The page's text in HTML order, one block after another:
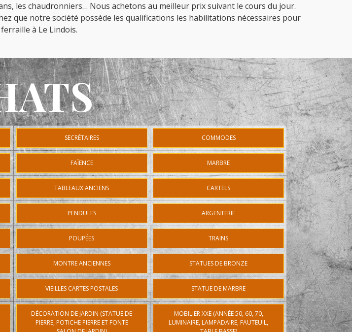
les chaudronniers… Nous achetons au meilleur prix suivant le cours du jour.
que notre société possède les qualifications les habilitations nécessaires pour
ferraille à Le Lindois.
SECRÉTAIRES COMMODES
FAÏENCE MARBRE
TABLEAUX ANCIENS CARTELS
PENDULES ARGENTERIE
POUPÉES TRAINS
MONTRE ANCIENNES STATUES DE BRONZE
VIEILLES CARTES POSTALES STATUE DE MARBRE
DÉCORATION DE JARDIN (STATUE DE
PIERRE, POTICHE PIERRE ET FONTE
MOBILIER XXE (ANNÉE 50, 60, 70,
LUMINAIRE, LAMPADAIRE, FAUTEUIL,